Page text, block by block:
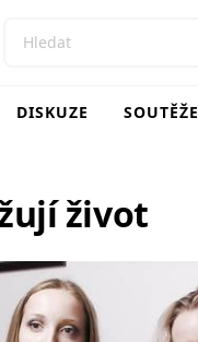
DISKUZE SOUTĚŽE
život